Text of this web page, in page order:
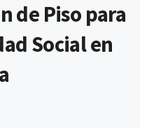
de Piso para
Social en